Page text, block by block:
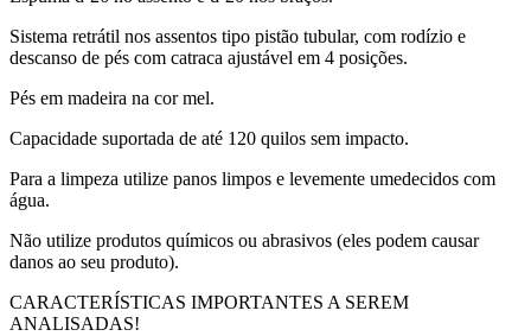
Sistema retrátil nos assentos tipo pistão tubular, com rodízio e
descanso de pés com catraca ajustável em 4 posições.
Pés em madeira na cor mel.
Capacidade suportada de até 120 quilos sem impacto.
Para a limpeza utilize panos limpos e levemente umedecidos com
água.
Não utilize produtos químicos ou abrasivos (eles podem causar
danos ao seu produto).
CARACTERÍSTICAS IMPORTANTES A SEREM
ANALISADAS!